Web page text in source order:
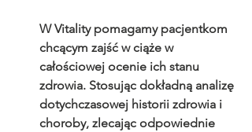
W Vitality pomagamy pacjentkom
chcącym zajść w ciąże w
całościowej ocenie ich stanu
zdrowia. Stosując dokładną analizę
dotychczasowej historii zdrowia i
choroby, zlecając odpowiednie